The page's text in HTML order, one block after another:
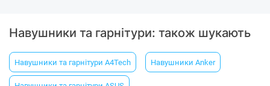
Навушники та гарнітури: також шукають
Навушники та гарнітури A4Tech Навушники Anker